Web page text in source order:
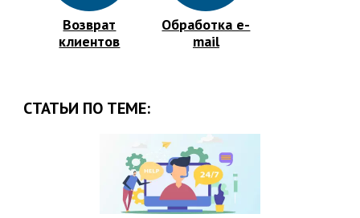
Возврат
клиентов
Обработка e-
mail
СТАТЬИ ПО ТЕМЕ: